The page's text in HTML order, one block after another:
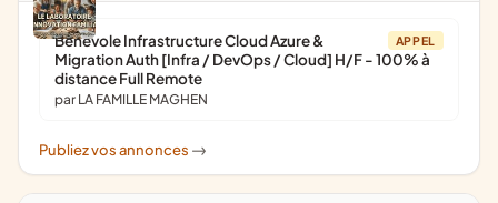
APPEL
Bénévole Infrastructure Cloud Azure &
Migration Auth [Infra / DevOps / Cloud] H/F - 100% à
distance Full Remote
par LA FAMILLE MAGHEN
Publiez vos annonces ->